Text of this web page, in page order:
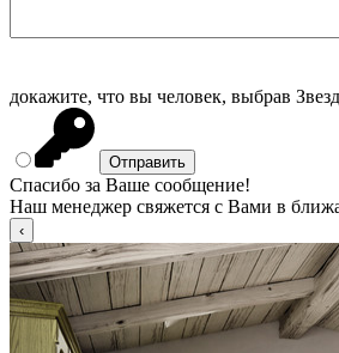
докажите, что вы человек, выбрав
Спасибо за Ваше сообщение!
Наш менеджер свяжется с Вами в